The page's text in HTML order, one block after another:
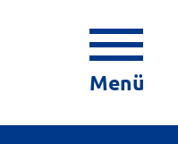
Menü